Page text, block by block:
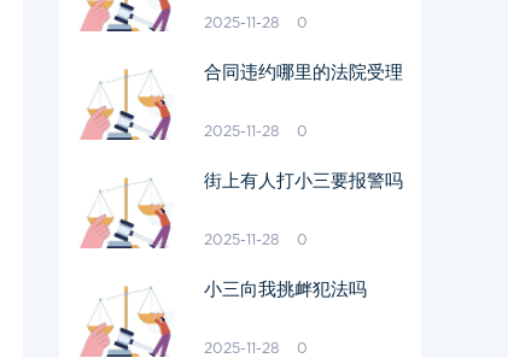
2025-11-28 0
合同违约哪里的法院受理
2025-11-28 0
街上有人打小三要报警吗
2025-11-28 0
小三向我挑衅犯法吗
2025-11-28 0